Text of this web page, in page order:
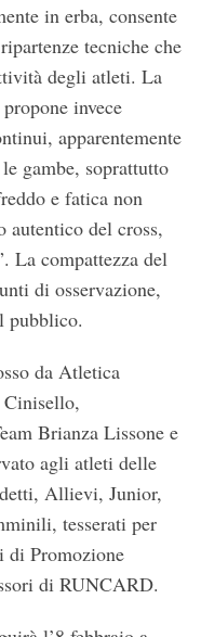
in erba, consente
tecniche che
degli atleti. La
invece
apparentemente
gambe, soprattutto
e fatica non
autentico del cross,
La compattezza del
di osservazione,
pubblico.
da Atletica
Brianza Lissone e
agli atleti delle
Allievi, Junior,
tesserati per
di Promozione
di RUNCARD.